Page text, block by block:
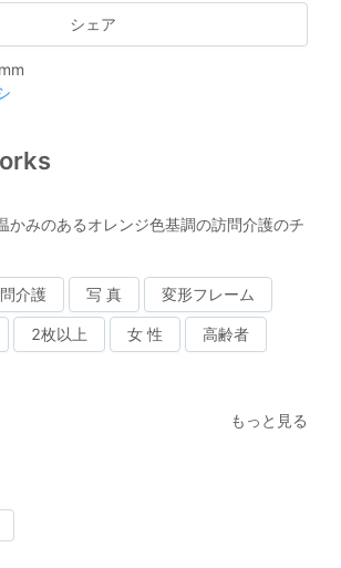
シェア
mm
かみのあるオレンジ色基調の訪問介護のチ
介護 写 真 変形フレーム
2枚以上 女 性 高齢者
もっと見る